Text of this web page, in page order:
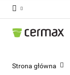
Strona główna